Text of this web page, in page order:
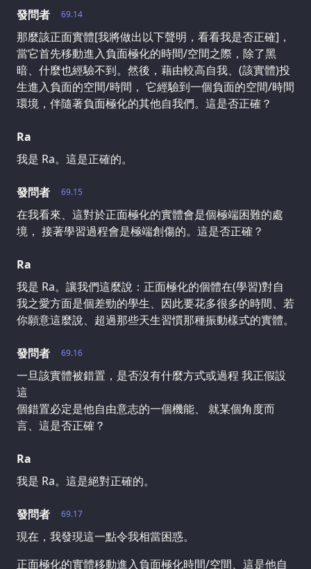
69.14
發問者
那麼該正面實體[我將做出以下聲明，看看我是否正確]，
當它首先移動進入負面極化的時間/空間之際，除了黑
暗、什麼也經驗不到。然後，藉由較高自我、(該實體)投
生進入負面的空間/時間， 它經驗到一個負面的空間/時間
環境，伴隨著負面極化的其他自我們。這是否正確？
Ra
我是 Ra。這是正確的。
69.15
發問者
在我看來、這對於正面極化的實體會是個極端困難的處
境， 接著學習過程會是極端創傷的。這是否正確？
Ra
我是 Ra。讓我們這麼說：正面極化的個體在(學習)對自
我之愛方面是個差勁的學生、因此要花多很多的時間、若
你願意這麼說、超過那些天生習慣那種振動樣式的實體。
69.16
發問者
一旦該實體被錯置，是否沒有什麼方式或過程 我正假設
這
個錯置必定是他自由意志的一個機能、 就某個角度而
言、這是否正確？
Ra
我是 Ra。這是絕對正確的。
69.17
發問者
現在，我發現這一點令我相當困惑。
正面極化的實體移動進入負面極化時間/空間、這是他自